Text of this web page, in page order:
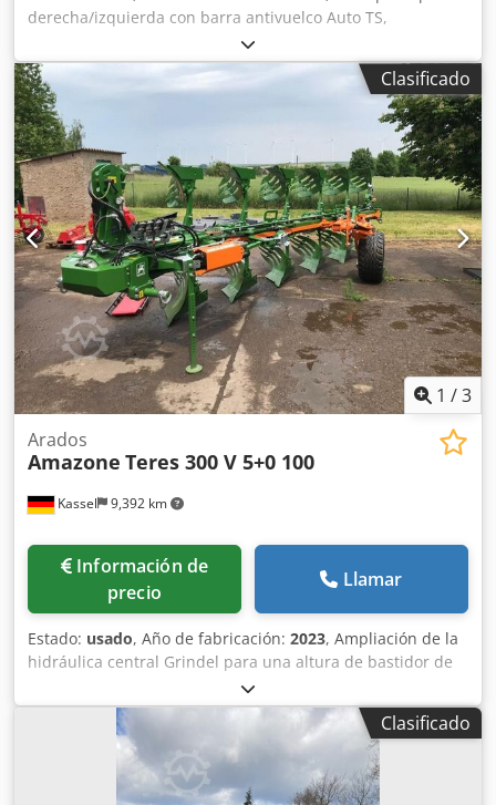
derecha/izquierda con barra antivuelco Auto TS,
dispositivo parcial / abatible, montado de fábrica. Sensor
de inclinación para sistema de pesaje electrónico / ajuste
del sistema de guía. Componentes de instalación para
sistema de pesaje profesional para dispositivos base ZA
LED / iluminación trasera manual. Credot A Udgopfx Adtjf
Clasificado
1 /3
Kassel 9,392 km
Arados
Amazone Teres 300 V 5+0 100
Información de
precio
Llamar
Estado: usado, Año de fabricación: 2023, Ampliación de la
hidráulica central Grindel para una altura de bastidor de
80, 1 cuerpo de arado STW / 35, 1 par de rejas de 430, 1
par de puntas de reja HD, 1 par de chapas insertables
para STW / 35, 1 par de soportes para disco cuchilla para
disco cuchilla Variopf D 500 dentado y / con suspensión, 1
Crjdsr Ucigjpfx Adtjf
Clasificado